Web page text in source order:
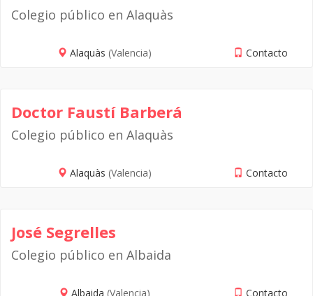
Colegio público en Alaquàs
Alaquàs (Valencia) Contacto
Doctor Faustí Barberá
Colegio público en Alaquàs
Alaquàs (Valencia) Contacto
José Segrelles
Colegio público en Albaida
Albaida (Valencia) Contacto